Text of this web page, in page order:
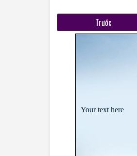
Trước
Your text here